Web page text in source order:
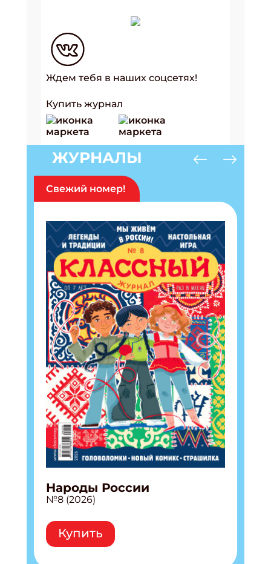
Ждем тебя в наших соцсетях!
Купить журнал
ЖУРНАЛЫ
Свежий номер!
Народы России
№8 (2026)
Купить